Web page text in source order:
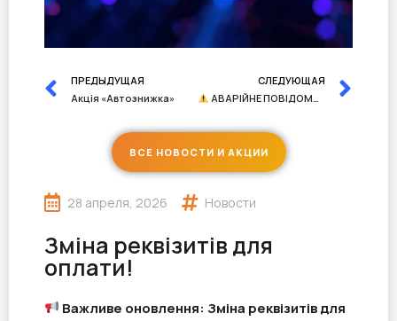
ПРЕДЫДУЩАЯ
Акція «Автознижка»
СЛЕДУЮЩАЯ
АВАРІЙНЕ ПОВІДОМЛЕННЯ
ВСЕ НОВОСТИ И АКЦИИ
28 апреля, 2026 Новости
Зміна реквізитів для
оплати!
Важливе оновлення: Зміна реквізитів для